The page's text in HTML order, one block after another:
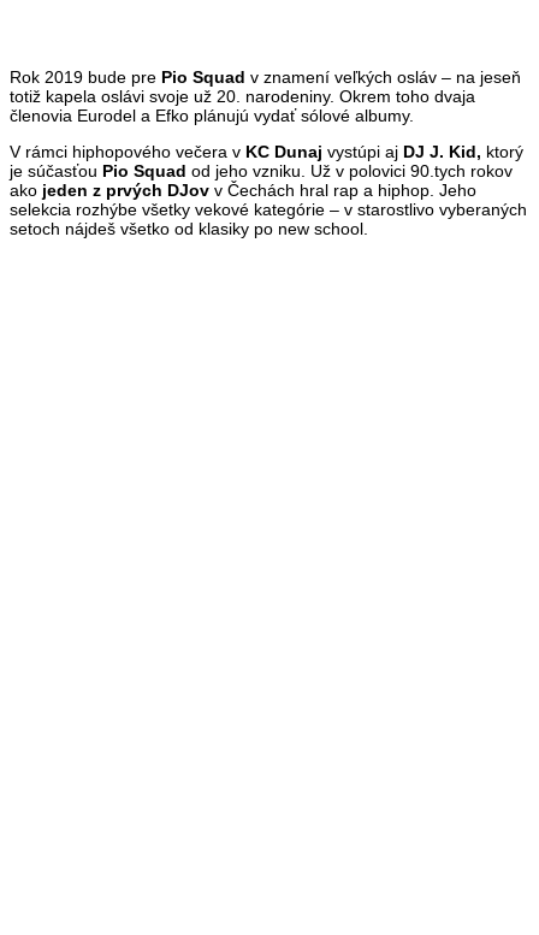
Rok 2019 bude pre Pio Squad v znamení veľkých osláv – na jeseň
totiž kapela oslávi svoje už 20. narodeniny. Okrem toho dvaja
členovia Eurodel a Efko plánujú vydať sólové albumy.
V rámci hiphopového večera v KC Dunaj vystúpi aj DJ J. Kid, ktorý
je súčasťou Pio Squad od jeho vzniku. Už v polovici 90.tych rokov
ako jeden z prvých DJov v Čechách hral rap a hiphop. Jeho
selekcia rozhýbe všetky vekové kategórie – v starostlivo vyberaných
setoch nájdeš všetko od klasiky po new school.